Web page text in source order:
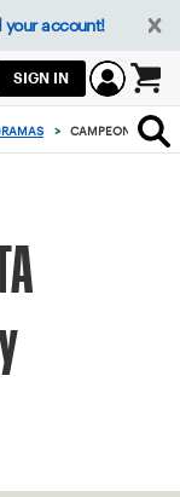
your account!
SIGN IN
> CAMPEONATO DE